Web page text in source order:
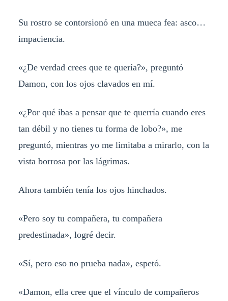
Su rostro se contorsionó en una mueca fea: asco…
impaciencia.
«¿De verdad crees que te quería?», preguntó
Damon, con los ojos clavados en mí.
«¿Por qué ibas a pensar que te querría cuando eres
tan débil y no tienes tu forma de lobo?», me
preguntó, mientras yo me limitaba a mirarlo, con la
vista borrosa por las lágrimas.
Ahora también tenía los ojos hinchados.
«Pero soy tu compañera, tu compañera
predestinada», logré decir.
«Sí, pero eso no prueba nada», espetó.
«Damon, ella cree que el vínculo de compañeros